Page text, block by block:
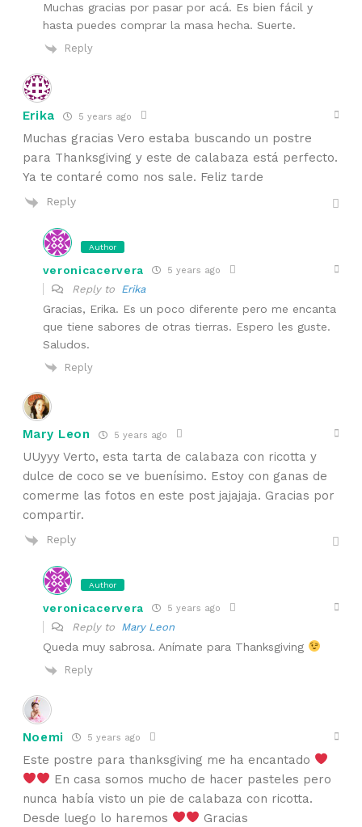
Muchas gracias por pasar por acá. Es bien fácil y
hasta puedes comprar la masa hecha. Suerte.
Reply
Erika 5 years ago
Muchas gracias Vero estaba buscando un postre
para Thanksgiving y este de calabaza está perfecto.
Ya te contaré como nos sale. Feliz tarde
Reply
Author
veronicacervera 5 years ago
Reply to Erika
Gracias, Erika. Es un poco diferente pero me encanta
que tiene sabores de otras tierras. Espero les guste.
Saludos.
Reply
Mary Leon 5 years ago
UUyyy Verto, esta tarta de calabaza con ricotta y
dulce de coco se ve buenísimo. Estoy con ganas de
comerme las fotos en este post jajajaja. Gracias por
compartir.
Reply
Author
veronicacervera 5 years ago
Reply to Mary Leon
Queda muy sabrosa. Anímate para Thanksgiving
Reply
Noemi 5 years ago
Este postre para thanksgiving me ha encantado
En casa somos mucho de hacer pasteles pero
nunca había visto un pie de calabaza con ricotta.
Desde luego lo haremos
Gracias